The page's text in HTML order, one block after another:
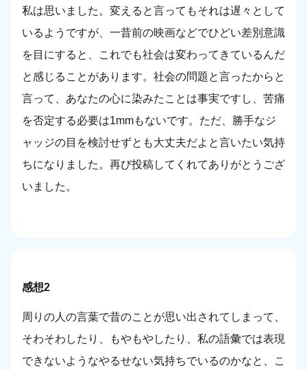
私は思いました。変えると言ってもそれは遅々として
いるようですが、一昔前の映画などでひどい差別意識
を目にすると、これでも社会は変わってきているんだ
と感じることがあります。社会の問題と言ったからと
言って、あなたの心に染みたことは事実ですし、苦痛
を否定する必要は1mmもないです。ただ、勝手なジ
ャッジの目を検討せずとも大丈夫だよと言いたい気持
ちになりました。再び投稿してくれてありがとうござ
いました。
感想2
周りの人の言葉で昔のことが思い出されてしまって、
そわそわしたり、もやもやしたり、私の語彙では表現
できないようなやるせない気持ちでいるのかなと、こ